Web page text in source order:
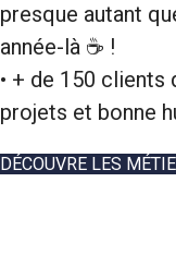
presque autant
année-là ☕ !
• + de 150 clients
projets et bonne
DÉCOUVRE LES